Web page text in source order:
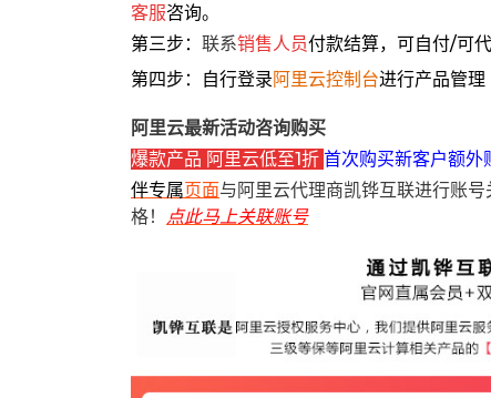
客服咨询。
第三步： 联系销售人员付款结算，可自付/可
第四步：自行登录 阿里云控制台进行产品管理
阿里云最新活动咨询购买
爆款产品 阿里云低至1折 首次购买新客户额外
伴专属页面与阿里云代理商凯铧互联进行账
格！ 点此马上关联账号